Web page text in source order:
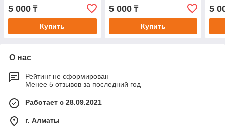
5 000 ₸
Купить
5 000₸
Купить
5
О нас
Рейтинг не сформирован
Менее 5 отзывов за последний год
Работает с 28.09.2021
г. Алматы